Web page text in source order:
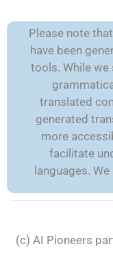
Please note
have been
tools. While we
translated
generated
more
facilitate
languages.
(c) AI Pioneers